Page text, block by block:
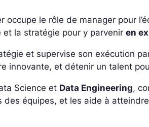
occupe le rôle de manager pour
et la stratégie pour y parveniren
et supervise son exécution
innovante, et détenir un talent
Science et Data Engineering,
des équipes, et les aide à